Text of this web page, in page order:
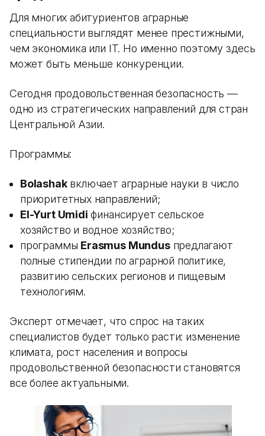
Для многих абитуриентов аграрные
специальности выглядят менее престижными,
чем экономика или IT. Но именно поэтому здесь
может быть меньше конкуренции.
Сегодня продовольственная безопасность —
одно из стратегических направлений для стран
Центральной Азии.
Программы:
Bolashakвключает аграрные науки в число
приоритетных направлений;
El-Yurt Umidi финансирует сельское
хозяйство и водное хозяйство;
программы Erasmus Mundusпредлагают
полные стипендии по аграрной политике,
развитию сельских регионов и пищевым
технологиям.
Эксперт отмечает, что спрос на таких
специалистов будет только расти: изменение
климата, рост населения и вопросы
продовольственной безопасности становятся
все более актуальными.